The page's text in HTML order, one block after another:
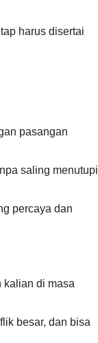
harus disertai
pasangan
saling menutupi
percaya dan
kalian di masa
besar, dan bisa